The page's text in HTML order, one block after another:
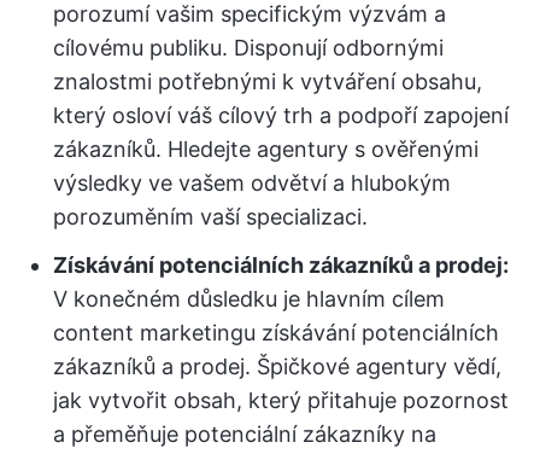
porozumí vašim specifickým výzvám a
cílovému publiku. Disponují odbornými
znalostmi potřebnými k vytváření obsahu,
který osloví váš cílový trh a podpoří zapojení
zákazníků. Hledejte agentury s ověřenými
výsledky ve vašem odvětví a hlubokým
porozuměním vaší specializaci.
Získávání potenciálních zákazníků a prodej:
V konečném důsledku je hlavním cílem
content marketingu získávání potenciálních
zákazníků a prodej. Špičkové agentury vědí,
jak vytvořit obsah, který přitahuje pozornost
a přeměňuje potenciální zákazníky na